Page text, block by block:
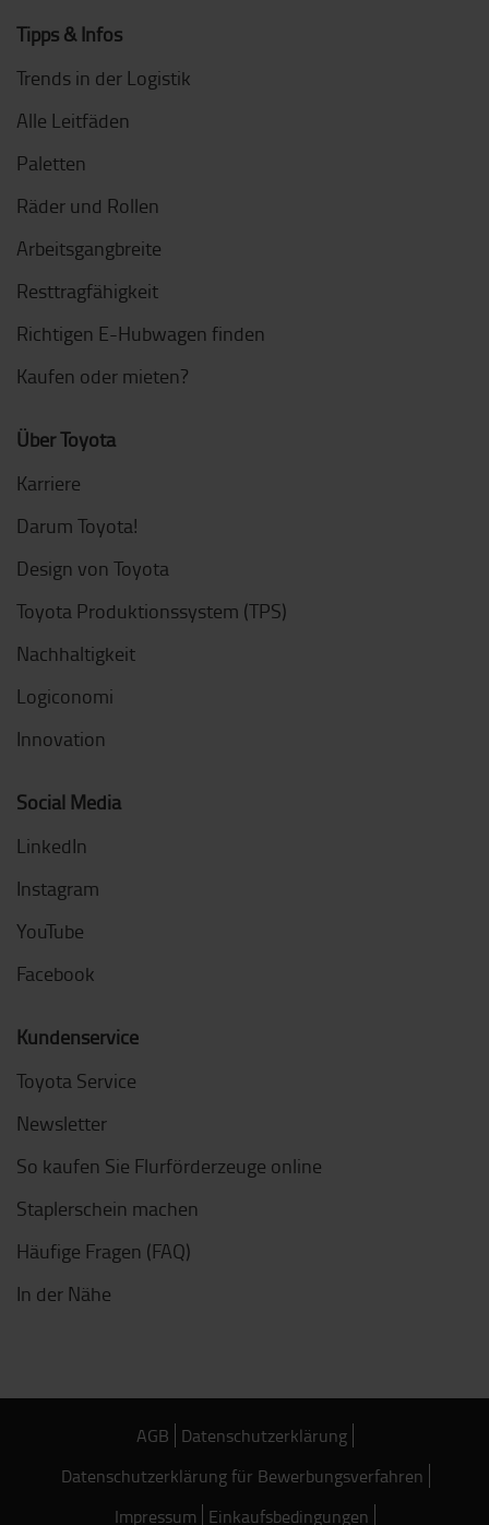
Tipps & Infos
Trends in der Logistik
Alle Leitfäden
Paletten
Räder und Rollen
Arbeitsgangbreite
Resttragfähigkeit
Richtigen E-Hubwagen finden
Kaufen oder mieten?
Über Toyota
Karriere
Darum Toyota!
Design von Toyota
Toyota Produktionssystem (TPS)
Nachhaltigkeit
Logiconomi
Innovation
Social Media
LinkedIn
Instagram
YouTube
Facebook
Kundenservice
Toyota Service
Newsletter
So kaufen Sie Flurförderzeuge online
Staplerschein machen
Häufige Fragen (FAQ)
In der Nähe
AGB Datenschutzerklärung
Datenschutzerklärung für Bewerbungsverfahren
Impressum Einkaufsbedingungen